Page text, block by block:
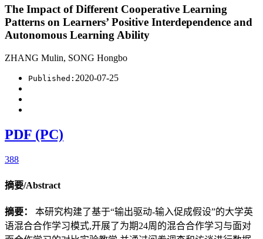
The Impact of Different Cooperative Learning
Patterns on Learners’ Positive Interdependence and
Autonomous Learning Ability
ZHANG Mulin, SONG Hongbo
Published: 2020-07-25
PDF (PC)
388
摘要/Abstract
摘要： 本研究构建了基于“输出驱动-输入促成假设”的大学英
语混合合作学习模式,开展了为期24周的混合合作学习与面对